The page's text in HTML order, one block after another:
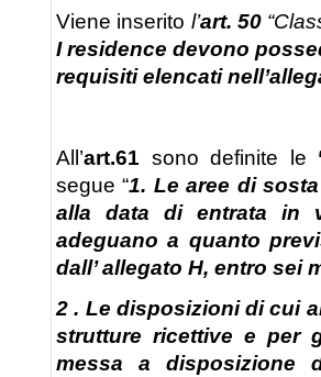
Viene inserito l’art. 50
I residence devono
requisiti elencati
All’art.61 sono definite le
segue “1. Le aree di
alla data di entrata in
adeguano a quanto
dall’ allegato H, entro sei
2 . Le disposizioni di cui
strutture ricettive e per
messa a disposizione